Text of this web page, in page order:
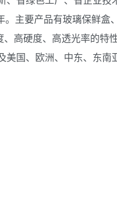
主要产品有玻璃保鲜
硬度、高透光率的特
国、欧洲、中东、东南